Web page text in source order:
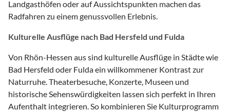
Landgasthöfen oder auf Aussichtspunkten machen das
Radfahren zu einem genussvollen Erlebnis.
Kulturelle Ausflüge nach Bad Hersfeld und Fulda
Von Rhön-Hessen aus sind kulturelle Ausflüge in Städte wie
Bad Hersfeld oder Fulda ein willkommener Kontrast zur
Naturruhe. Theaterbesuche, Konzerte, Museen und
historische Sehenswürdigkeiten lassen sich perfekt in Ihren
Aufenthalt integrieren. So kombinieren Sie Kulturprogramm